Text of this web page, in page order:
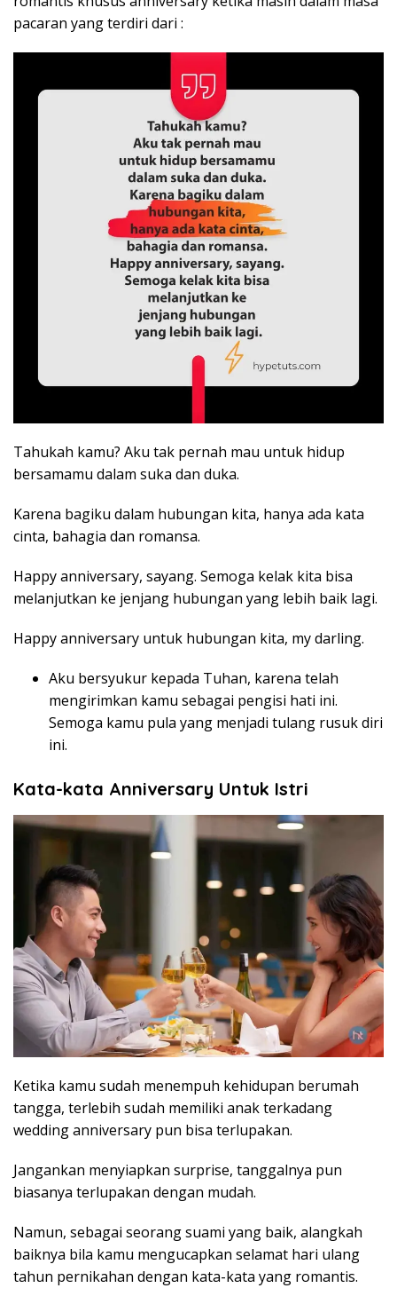
pacaran yang terdiri dari :
Tahukah kamu? Aku tak pernah mau untuk hidup
bersamamu dalam suka dan duka.
Karena bagiku dalam hubungan kita, hanya ada kata
cinta, bahagia dan romansa.
Happy anniversary, sayang. Semoga kelak kita bisa
melanjutkan ke jenjang hubungan yang lebih baik lagi.
Happy anniversary untuk hubungan kita, my darling.
Aku bersyukur kepada Tuhan, karena telah
mengirimkan kamu sebagai pengisi hati ini.
Semoga kamu pula yang menjadi tulang rusuk diri
ini.
Kata-kata Anniversary Untuk Istri
Ketika kamu sudah menempuh kehidupan berumah
tangga, terlebih sudah memiliki anak terkadang
wedding anniversary pun bisa terlupakan.
Jangankan menyiapkan surprise, tanggalnya pun
biasanya terlupakan dengan mudah.
Namun, sebagai seorang suami yang baik, alangkah
baiknya bila kamu mengucapkan selamat hari ulang
tahun pernikahan dengan kata-kata yang romantis.